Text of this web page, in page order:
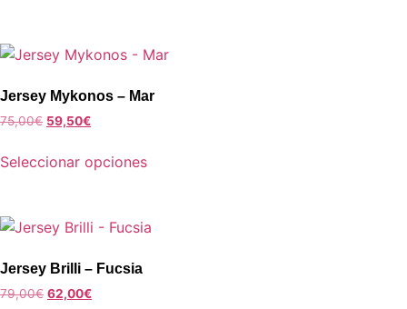
Jersey Mykonos – Mar
75,00€ 59,50€
Seleccionar opciones
Jersey Brilli – Fucsia
79,00€ 62,00€